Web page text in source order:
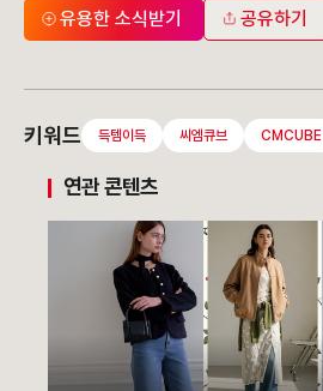
유용한 소식받기 공유하기
키워드 득템이득 씨엠큐브 CMCUBE
연관 콘텐츠